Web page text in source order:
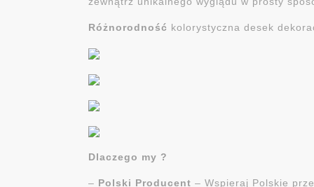
Różnorodność kolorystyczna desek
Dlaczego my ?
– Polski Producent – Wspieraj Polskie